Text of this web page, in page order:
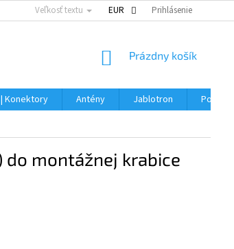
Veľkosť textu EUR Prihlásenie
NÁKUPNÝ
Prázdny košík
Konektory Antény Jablotron
do montážnej krabice